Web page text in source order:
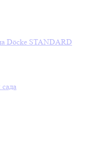
Döcke STANDARD